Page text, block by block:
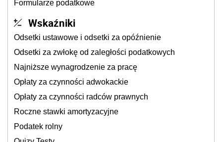
Formularze podatkowe
Wskaźniki
Odsetki ustawowe i odsetki za opóźnienie
Odsetki za zwłokę od zaległości podatkowych
Najniższe wynagrodzenie za pracę
Opłaty za czynności adwokackie
Opłaty za czynności radców prawnych
Roczne stawki amortyzacyjne
Podatek rolny